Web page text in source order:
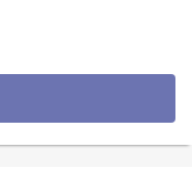
ます。
（ウェブトゥ